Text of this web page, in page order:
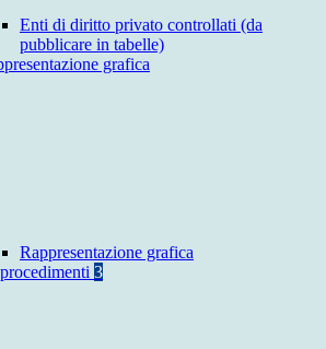
Enti di diritto privato controllati (da
pubblicare in tabelle)
grafica
Rappresentazione grafica
3